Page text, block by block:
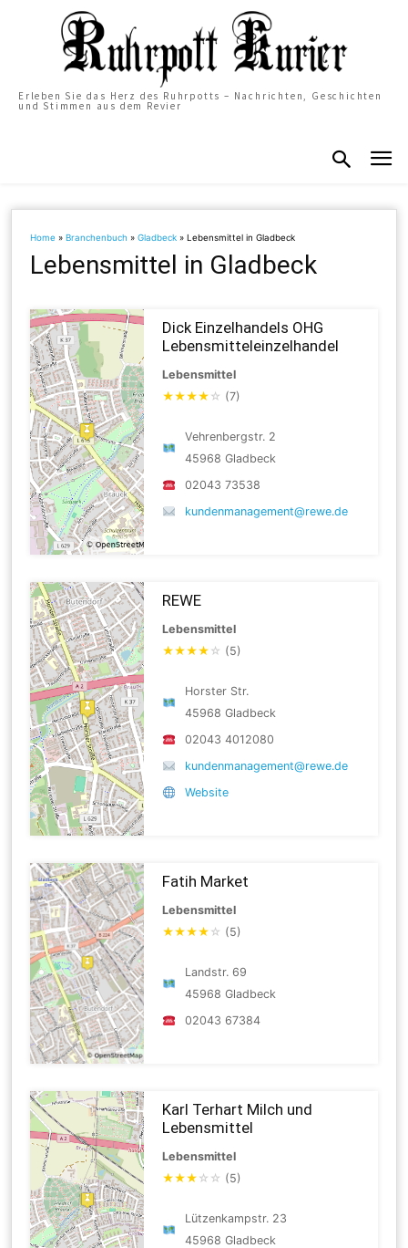
Erleben Sie das Herz des Ruhrpotts – Nachrichten, Geschichten
und Stimmen aus dem Revier
Home »Branchenbuch »Gladbeck »Lebensmittel in Gladbeck
Lebensmittel in Gladbeck
Dick Einzelhandels OHG
Lebensmitteleinzelhandel
Lebensmittel
★★★★ ☆ (7)
Vehrenbergstr. 2
45968 Gladbeck
02043 73538
kundenmanagement@rewe.de
REWE
Lebensmittel
★★★★ ☆ (5)
Horster Str.
45968 Gladbeck
02043 4012080
kundenmanagement@rewe.de
Website
Fatih Market
Lebensmittel
★★★★ ☆ (5)
Landstr. 69
45968 Gladbeck
02043 67384
Karl Terhart Milch und
Lebensmittel
Lebensmittel
★★★ ☆ ☆ (5)
Lützenkampstr. 23
45968 Gladbeck